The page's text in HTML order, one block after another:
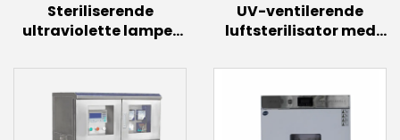
Steriliserende
ultraviolette lamper
Far UVC pære150W
60w 30w Excimer
belysning 222nm UVC-
lampe
UV-ventilerende
luftsterilisator med